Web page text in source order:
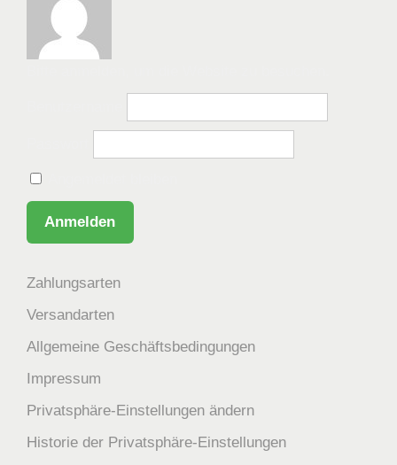
Zahlungsarten
Versandarten
Allgemeine Geschäftsbedingungen
Impressum
Privatsphäre-Einstellungen ändern
Historie der Privatsphäre-Einstellungen